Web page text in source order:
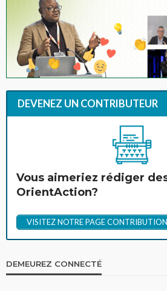
DEVENEZ UN CONTRIBUTEUR
Vous aimeriez rédiger
OrientAction?
VISITEZ NOTRE PAGE
DEMEUREZ CONNECTÉ